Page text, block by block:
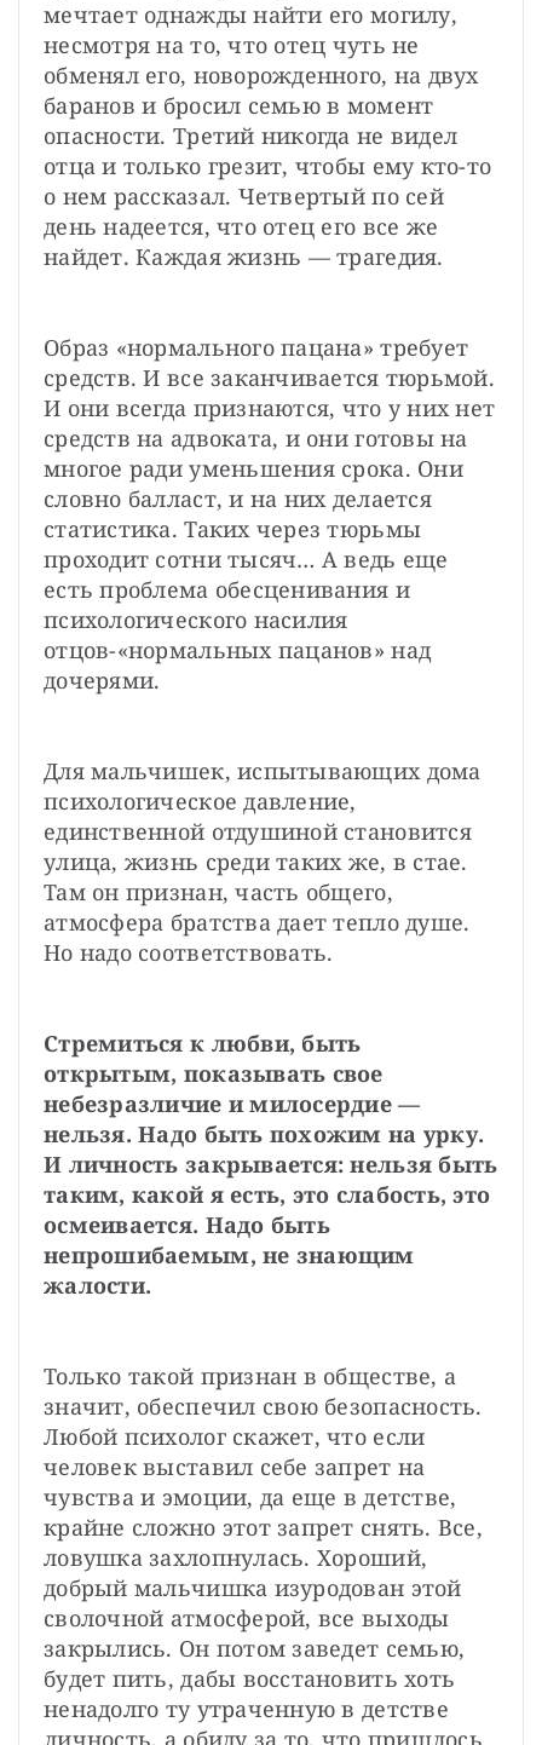
мечтает однажды найти его могилу,
несмотря на то, что отец чуть не
обменял его, новорожденного, на двух
баранов и бросил семью в момент
опасности. Третий никогда не видел
отца и только грезит, чтобы ему кто-то
о нем рассказал. Четвертый по сей
день надеется, что отец его все же
найдет. Каждая жизнь — трагедия.
Образ «нормального пацана» требует
средств. И все заканчивается тюрьмой.
И они всегда признаются, что у них нет
средств на адвоката, и они готовы на
многое ради уменьшения срока. Они
словно балласт, и на них делается
статистика. Таких через тюрьмы
проходит сотни тысяч… А ведь еще
есть проблема обесценивания и
психологического насилия
отцов-«нормальных пацанов» над
дочерями.
Для мальчишек, испытывающих дома
психологическое давление,
единственной отдушиной становится
улица, жизнь среди таких же, в стае.
Там он признан, часть общего,
атмосфера братства дает тепло душе.
Но надо соответствовать.
Стремиться к любви, быть
открытым, показывать свое
небезразличие и милосердие —
нельзя. Надо быть похожим на урку.
И личность закрывается: нельзя быть
таким, какой я есть, это слабость, это
осмеивается. Надо быть
непрошибаемым, не знающим
жалости.
Только такой признан в обществе, а
значит, обеспечил свою безопасность.
Любой психолог скажет, что если
человек выставил себе запрет на
чувства и эмоции, да еще в детстве,
крайне сложно этот запрет снять. Все,
ловушка захлопнулась. Хороший,
добрый мальчишка изуродован этой
сволочной атмосферой, все выходы
закрылись. Он потом заведет семью,
будет пить, дабы восстановить хоть
ненадолго ту утраченную в детстве
личность, а обиду за то, что пришлось